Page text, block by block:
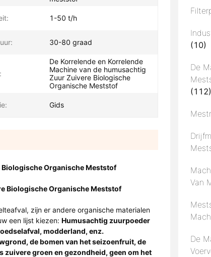
1-50 t/h
30-80 graad
De Korrelende en Korrelende
Machine van de humusachtig
Zuur Zuivere Biologische
Organische Meststof
Gids
Organische Meststof
Biologische Organische Meststof
zijn er andere organische materialen
een lijst kiezen: Humusachtig zuurpoeder
modderland, enz.
de bomen van het seizoenfruit, de
groen en gezondheid, geen om het
(10)
De
(112)
Van
De